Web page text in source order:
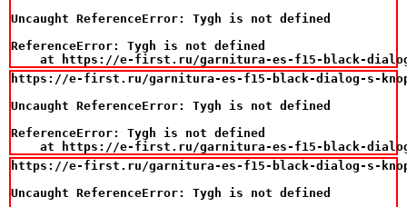
Uncaught ReferenceError: Tygh is not defined
ReferenceError: Tygh is not defined
at https://e-first.ru/garnitura-es-f15-black-
https://e-first.ru/garnitura-es-f15-black-dialog-s-
Uncaught ReferenceError: Tygh is not defined
ReferenceError: Tygh is not defined
at https://e-first.ru/garnitura-es-f15-black-
https://e-first.ru/garnitura-es-f15-black-dialog-s-
Uncaught ReferenceError: Tygh is not defined